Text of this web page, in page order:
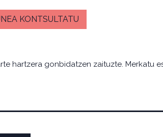
KONTSULTATU
hartzera gonbidatzen zaituzte. Merkatu